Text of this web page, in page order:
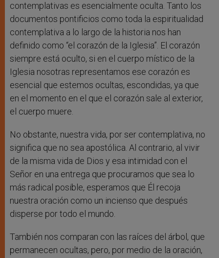
contemplativas es esencialmente oculta. Tanto los
documentos pontificios como toda la espiritualidad
contemplativa a lo largo de la historia nos han
definido como “el corazón de la Iglesia”. El corazón
siempre está oculto, si en el cuerpo místico de la
Iglesia nosotras representamos ese corazón es
esencial que estemos ocultas, escondidas, ya que
en el momento en el que el corazón sale al exterior,
el cuerpo muere.
No obstante, nuestra vida, por ser contemplativa, no
significa que no sea apostólica. Al contrario, al vivir
de la misma vida de Dios y esa intimidad con el
Señor en una entrega que procuramos que sea lo
más radical posible, esperamos que Él recoja
nuestra oración como un incienso que después
disperse por todo el mundo.
También nos comparan con las raíces del árbol, que
permanecen ocultas, pero, por medio de la oración,